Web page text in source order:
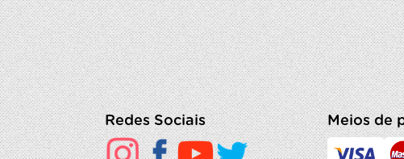
Redes Sociais Meios de